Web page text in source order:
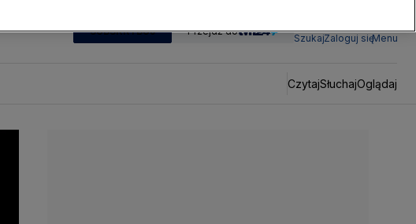
SUBSKRYBUJ Przejdź do
SzukajZaloguj sięMenu
CzytajSłuchajOglądaj